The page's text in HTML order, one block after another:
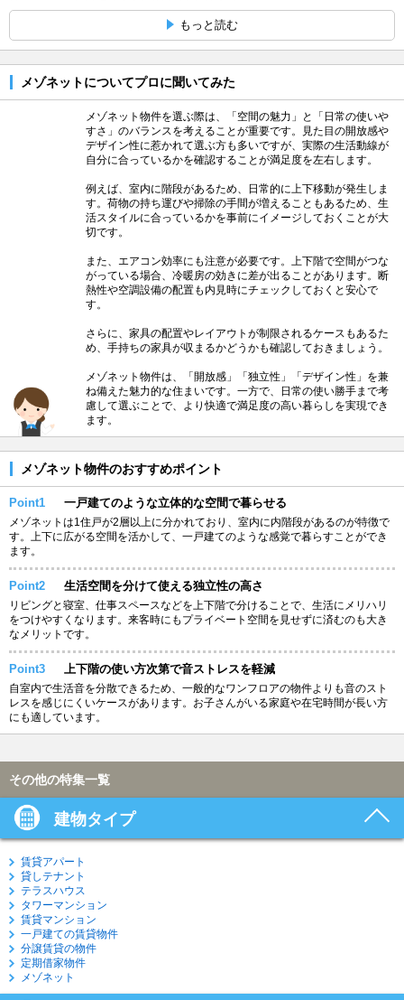
もっと読む
メゾネットについてプロに聞いてみた
メゾネット物件を選ぶ際は、「空間の魅力」と「日常の使いや
すさ」のバランスを考えることが重要です。見た目の開放感や
デザイン性に惹かれて選ぶ方も多いですが、実際の生活動線が
自分に合っているかを確認することが満足度を左右します。
例えば、室内に階段があるため、日常的に上下移動が発生しま
す。荷物の持ち運びや掃除の手間が増えることもあるため、生
活スタイルに合っているかを事前にイメージしておくことが大
切です。
また、エアコン効率にも注意が必要です。上下階で空間がつな
がっている場合、冷暖房の効きに差が出ることがあります。断
熱性や空調設備の配置も内見時にチェックしておくと安心で
す。
さらに、家具の配置やレイアウトが制限されるケースもあるた
め、手持ちの家具が収まるかどうかも確認しておきましょう。
メゾネット物件は、「開放感」「独立性」「デザイン性」を兼
ね備えた魅力的な住まいです。一方で、日常の使い勝手まで考
慮して選ぶことで、より快適で満足度の高い暮らしを実現でき
ます。
メゾネット物件のおすすめポイント
Point1 一戸建てのような立体的な空間で暮らせる
メゾネットは1住戸が2層以上に分かれており、室内に内階段があるのが特徴で
す。上下に広がる空間を活かして、一戸建てのような感覚で暮らすことができ
ます。
Point2 生活空間を分けて使える独立性の高さ
リビングと寝室、仕事スペースなどを上下階で分けることで、生活にメリハリ
をつけやすくなります。来客時にもプライベート空間を見せずに済むのも大き
なメリットです。
Point3 上下階の使い方次第で音ストレスを軽減
自室内で生活音を分散できるため、一般的なワンフロアの物件よりも音のスト
レスを感じにくいケースがあります。お子さんがいる家庭や在宅時間が長い方
にも適しています。
その他の特集一覧
建物タイプ
賃貸アパート
貸しテナント
テラスハウス
タワーマンション
賃貸マンション
一戸建ての賃貸物件
分譲賃貸の物件
定期借家物件
メゾネット